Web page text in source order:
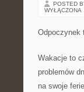
POSTED
WYŁĄCZONA
Odpoczynek
Wakacje to
problemów
na swoje